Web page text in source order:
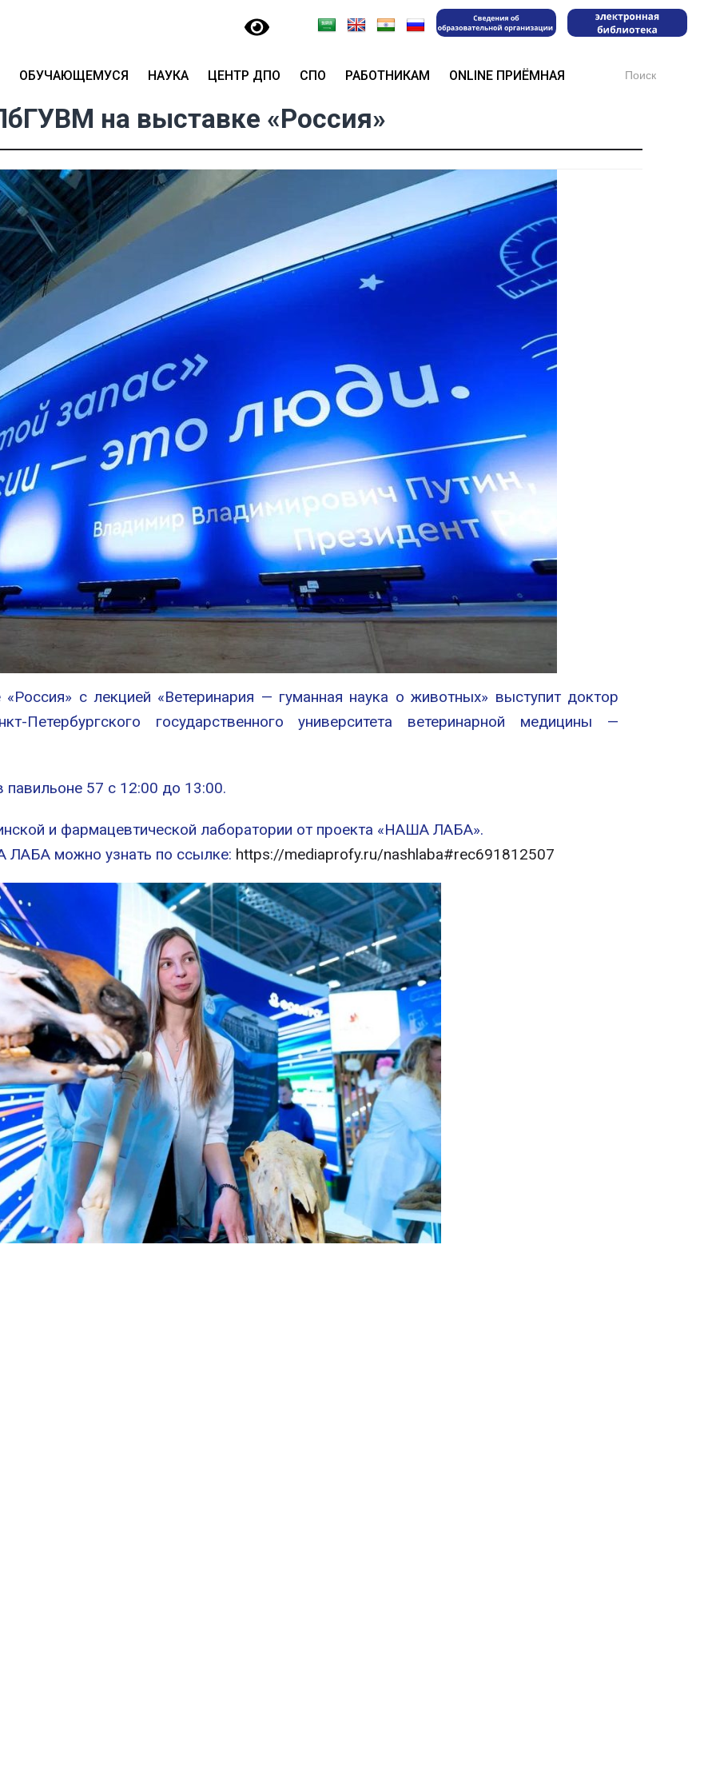
ОБУЧАЮЩЕМУСЯ НАУКА ЦЕНТР ДПО СПО РАБОТНИКАМ ONLINE ПРИЁМНАЯ for:
на выставке «Россия»
с лекцией «Ветеринария — гуманная наука о животных» выступит доктор
Петербургского государственного университета ветеринарной медицины —
павильоне 57 с 12:00 до 13:00.
и фармацевтической лаборатории от проекта «НАША ЛАБА».
ЛАБА можно узнать по ссылке: https://mediaprofy.ru/nashlaba#rec691812507